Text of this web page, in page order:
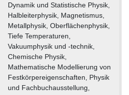
Dynamik und Statistische Physik,
Halbleiterphysik, Magnetismus,
Metallphysik, Oberflächenphysik,
Tiefe Temperaturen,
Vakuumphysik und -technik,
Chemische Physik,
Mathematische Modellierung von
Festkörpereigenschaften, Physik
und Fachbuchausstellung,